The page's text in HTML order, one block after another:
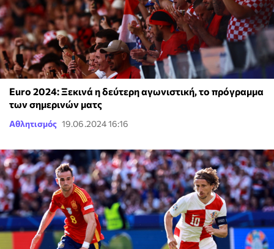
Euro 2024: Ξεκινά η δεύτερη αγωνιστική, το πρόγραμμα
των σημερινών ματς
Αθλητισμός 19.06.2024 16:16